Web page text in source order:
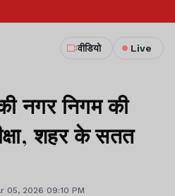
वीडियो Live
नगर निगम की
शहर के सतत
05, 2026 09:10 PM